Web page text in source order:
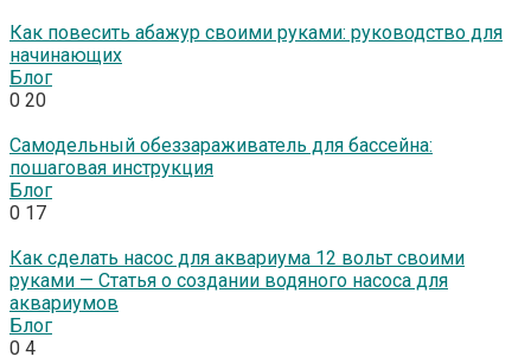
Как повесить абажур своими руками: руководство для
начинающих
Блог
0 20
Самодельный обеззараживатель для бассейна:
пошаговая инструкция
Блог
0 17
Как сделать насос для аквариума 12 вольт своими
руками — Статья о создании водяного насоса для
аквариумов
Блог
0 4